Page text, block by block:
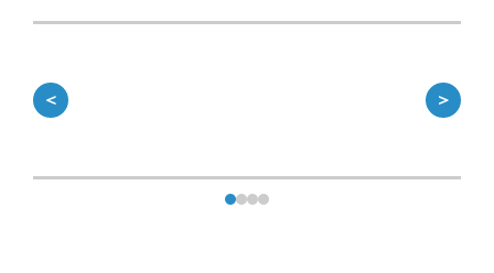
＜ ＞